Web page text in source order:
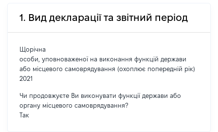
1. Вид декларації та звітний період
Щорічна
особи, уповноваженої на виконання функцій держави
або місцевого самоврядування (охоплює попередній рік)
2021
Чи продовжуєте Ви виконувати функції держави або
органу місцевого самоврядування?
Так